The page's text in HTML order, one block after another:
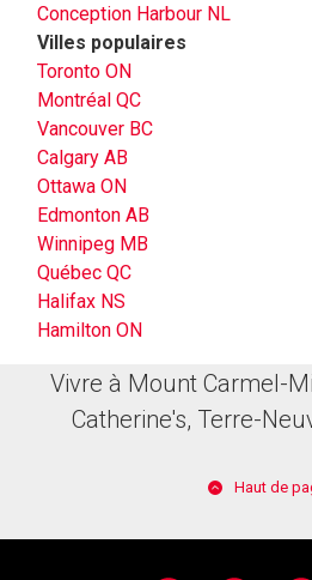
Conception Harbour NL
Villes populaires
Toronto ON
Montréal QC
Vancouver BC
Calgary AB
Ottawa ON
Edmonton AB
Winnipeg MB
Québec QC
Halifax NS
Hamilton ON
Vivre à Mount Carmel-
Catherine's, Terre-
Haut de